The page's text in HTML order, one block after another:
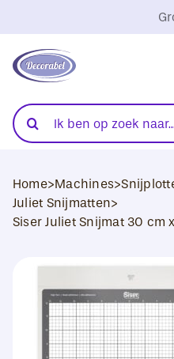
naar
inhoud
Folies
Transferpersen
Sublimatie
Blanco Textiel
Hobby Artikelen
DTF Transfers
Zoeken
naar:
Home>Machines>
Juliet Snijmatten>
Siser Juliet Snijmat 30 cm